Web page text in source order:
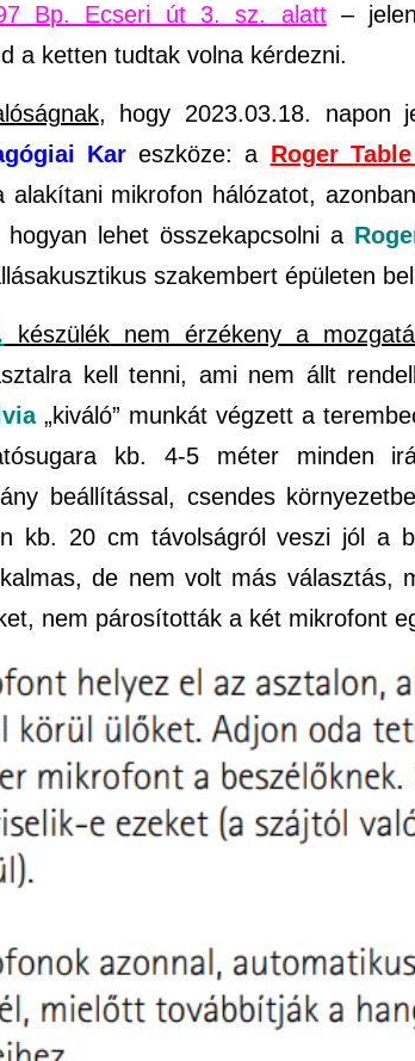
Bp. Ecseri út 3. sz. alatt –
a ketten tudtak volna kérdezni.
, hogy 2023.03.18. napon
Kar eszköze: a Roger
alakítani mikrofon hálózatot,
lehet összekapcsolni a
szakembert épületen
készülék nem érzékeny a
kell tenni, ami nem állt
„kiváló” munkát végzett a
kb. 4-5 méter minden
beállítással, csendes
kb. 20 cm távolságról veszi jól a
de nem volt más választás,
nem párosították a két mikrofont